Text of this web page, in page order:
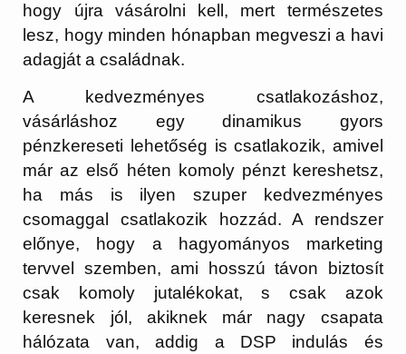
hogy újra vásárolni kell, mert természetes
lesz, hogy minden hónapban megveszi a havi
adagját a családnak.
A kedvezményes csatlakozáshoz,
vásárláshoz egy dinamikus gyors
pénzkereseti lehetőség is csatlakozik, amivel
már az első héten komoly pénzt kereshetsz,
ha más is ilyen szuper kedvezményes
csomaggal csatlakozik hozzád. A rendszer
előnye, hogy a hagyományos marketing
tervvel szemben, ami hosszú távon biztosít
csak komoly jutalékokat, s csak azok
keresnek jól, akiknek már nagy csapata
hálózata van, addig a DSP indulás és